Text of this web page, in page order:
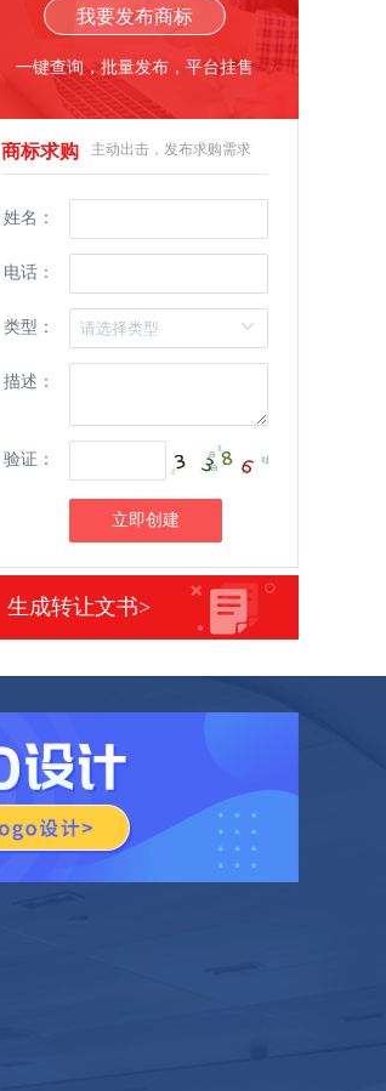
我要发布商标
一键查询，批量发布，平台挂售
商标求购 主动出击，发布求购需求
姓名：
电话：
类型：
描述：
验证：
立即创建
生成转让文书>